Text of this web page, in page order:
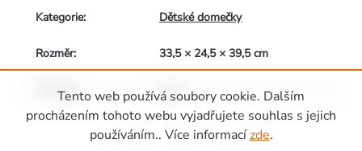
Tento web používá soubory cookie. Dalším
procházením tohoto webu vyjadřujete souhlas s jejich
používáním.. Více informacízde.
Kategorie: Dětské domečky
Rozměr: 33,5 × 24,5 × 39,5 cm
Materiál plast
Zápatí